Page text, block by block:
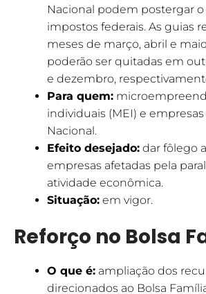
Nacional podem postergar
impostos federais. As guias
meses de março, abril e
poderão ser quitadas em
e dezembro,
Para quem:
individuais (MEI) e
Nacional.
Efeito desejado: dar fôlego
empresas afetadas pela
atividade econômica.
Situação: em vigor.
Reforço no Bolsa
O que é: ampliação dos
direcionados ao Bolsa